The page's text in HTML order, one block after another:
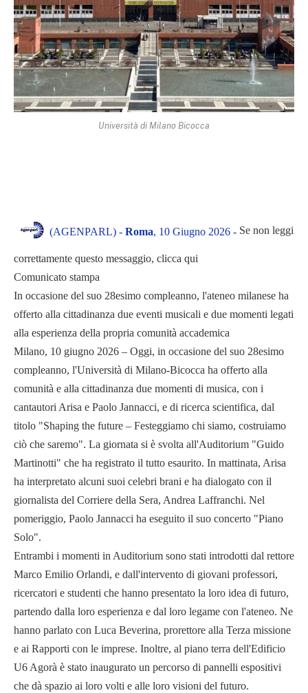
Università di Milano Bicocca
(AGENPARL) - Roma, 10 Giugno 2026 - Se non leggi
correttamente questo messaggio, clicca qui
Comunicato stampa
In occasione del suo 28esimo compleanno, l'ateneo milanese ha
offerto alla cittadinanza due eventi musicali e due momenti legati
alla esperienza della propria comunità accademica
Milano, 10 giugno 2026 – Oggi, in occasione del suo 28esimo
compleanno, l'Università di Milano-Bicocca ha offerto alla
comunità e alla cittadinanza due momenti di musica, con i
cantautori Arisa e Paolo Jannacci, e di ricerca scientifica, dal
titolo "Shaping the future – Festeggiamo chi siamo, costruiamo
ciò che saremo". La giornata si è svolta all'Auditorium "Guido
Martinotti" che ha registrato il tutto esaurito. In mattinata, Arisa
ha interpretato alcuni suoi celebri brani e ha dialogato con il
giornalista del Corriere della Sera, Andrea Laffranchi. Nel
pomeriggio, Paolo Jannacci ha eseguito il suo concerto "Piano
Solo".
Entrambi i momenti in Auditorium sono stati introdotti dal rettore
Marco Emilio Orlandi, e dall'intervento di giovani professori,
ricercatori e studenti che hanno presentato la loro idea di futuro,
partendo dalla loro esperienza e dal loro legame con l'ateneo. Ne
hanno parlato con Luca Beverina, prorettore alla Terza missione
e ai Rapporti con le imprese. Inoltre, al piano terra dell'Edificio
U6 Agorà è stato inaugurato un percorso di pannelli espositivi
che dà spazio ai loro volti e alle loro visioni del futuro.